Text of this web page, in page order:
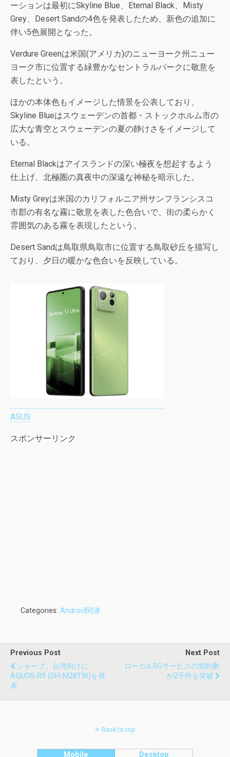
ーションは最初にSkyline Blue、Eternal Black、Misty
Grey、Desert Sandの4色を発表したため、新色の追加に
伴い5色展開となった。
Verdure Greenは米国(アメリカ)のニューヨーク州ニュー
ヨーク市に位置する緑豊かなセントラルパークに敬意を
表したという。
ほかの本体色もイメージした情景を公表しており、
Skyline Blueはスウェーデンの首都・ストックホルム市の
広大な青空とスウェーデンの夏の静けさをイメージして
いる。
Eternal Blackはアイスランドの深い極夜を想起するよう
仕上げ、北極圏の真夜中の深遠な神秘を暗示した。
Misty Greyは米国のカリフォルニア州サンフランシスコ
市郡の有名な霧に敬意を表した色合いで、街の柔らかく
雰囲気のある霧を表現したという。
Desert Sandは鳥取県鳥取市に位置する鳥取砂丘を描写し
ており、夕日の暖かな色合いを反映している。
ASUS
スポンサーリンク
Categories: Android関連
Previous Post
シャープ、台湾向けに
AQUOS R9 (SH-M28TW)を発
表
Next Post
ローカル5Gサービスの契約数
が2千件を突破
Back to top
Mobile Desktop